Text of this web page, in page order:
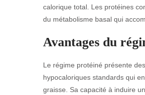
calorique total. Les protéines
du métabolisme basal qui
Avantages du
Le régime protéiné présente
hypocaloriques standards qui
graisse. Sa capacité à induire